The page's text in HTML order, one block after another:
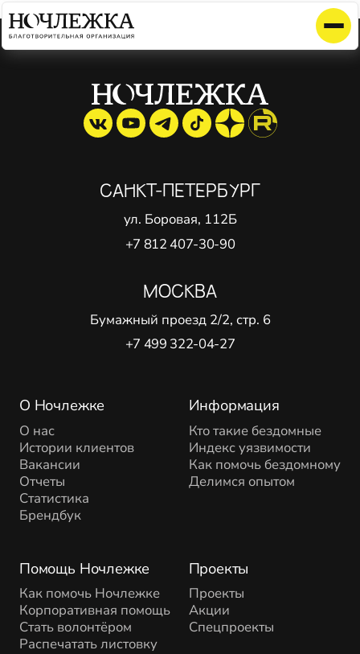
Элемент не найден!
О Ночлежке
О нас
Истории клиентов
Вакансии
Отчеты
Статистика
Брендбук
Помощь Ночлежке
Как помочь Ночлежке
Корпоративная помощь
Стать волонтёром
Распечатать листовку
Проекты
Проекты
Акции
Спецпроекты
Информация
Кто такие бездомные
Индекс уязвимости
Как помочь бездомному
Делимся опытом
САНКТ-ПЕТЕРБУРГ
ул. Боровая, 112Б
+7 812 407-30-90
МОСКВА
Бумажный проезд 2/2, стр. 6
+7 499 322-04-27